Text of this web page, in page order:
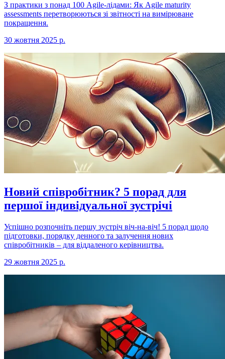
З практики з понад 100 Agile-лідами: Як Agile maturity
assessments перетворюються зі звітності на вимірюване
покращення.
30 жовтня 2025 р.
Новий співробітник? 5 порад для
першої індивідуальної зустрічі
Успішно розпочніть першу зустріч віч-на-віч! 5 порад щодо
підготовки, порядку денного та залучення нових
співробітників – для віддаленого керівництва.
29 жовтня 2025 р.